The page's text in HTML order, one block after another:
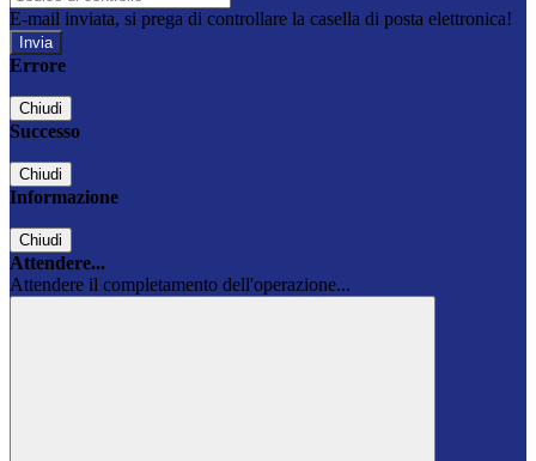
E-mail inviata, si prega di controllare la casella di posta elettronica!
Errore
Chiudi
Successo
Chiudi
Informazione
Chiudi
Attendere...
Attendere il completamento dell'operazione...